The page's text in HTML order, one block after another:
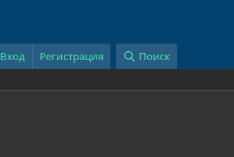
Вход Регистрация Поиск